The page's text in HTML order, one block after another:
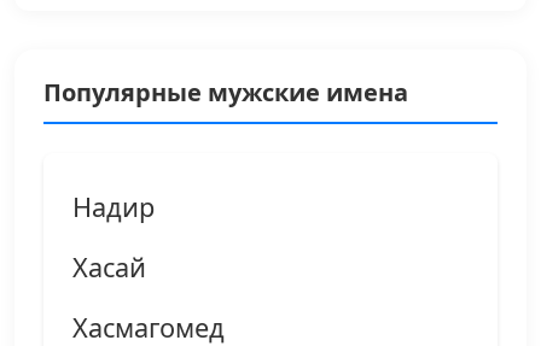
Популярные мужские имена
Надир
Хасай
Хасмагомед